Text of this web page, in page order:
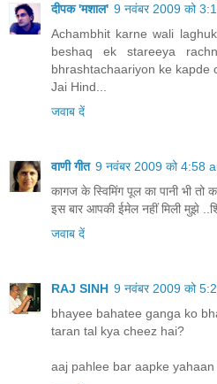
दीपक 'मशाल' 9 नवंबर 2009 को
Achambhit karne wali
beshaq ek stareeya
bhrashtachaariyon ke kapde
Jai Hind...
जवाब दें
वाणी गीत 9 नवंबर 2009 को 4:58
कागज के स्विमिंग पूल का पानी भी तो
इस बार आपकी ईमेल नहीं मिली मुझे
जवाब दें
RAJ SINH 9 नवंबर 2009 को
bhayee bahatee ganga ko
taran tal kya cheez hai?
aaj pahlee bar aapke yahaan